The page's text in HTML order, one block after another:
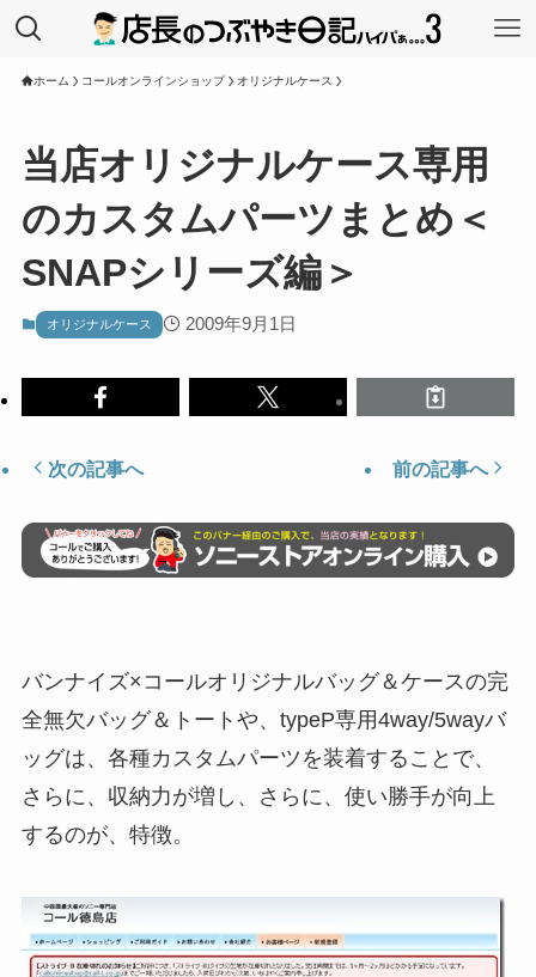
ホーム コールオンラインショップ オリジナルケース
当店オリジナルケース専用
のカスタムパーツまとめ＜
SNAPシリーズ編＞
オリジナルケース 2009年9月1日
次の記事へ 前の記事へ
バンナイズ×コールオリジナルバッグ＆ケースの完
全無欠バッグ＆トートや、typeP専用4way/5wayバ
ッグは、各種カスタムパーツを装着することで、
さらに、収納力が増し、さらに、使い勝手が向上
するのが、特徴。